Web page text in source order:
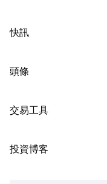
快訊
頭條
交易工具
投資博客